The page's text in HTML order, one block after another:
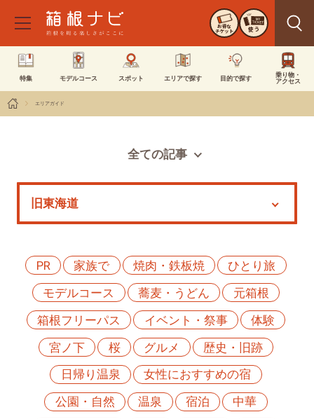
お得な
チケット 使う
特集 モデルコース スポット エリアで探す 目的で探す
乗り物・
アクセス
エリアガイド
全ての記事
特集
PR
家族で 焼肉・鉄板焼
ひとり旅
モデルコース
蕎麦・うどん
元箱根
箱根フリーパス
イベント・祭事
体験
宮ノ下
桜 グルメ
歴史・旧跡
日帰り温泉
女性におすすめの宿
公園・自然
温泉 宿泊
中華